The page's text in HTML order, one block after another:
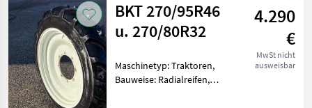
Tu
BKT 270/95R46
u. 270/80R32
4.290
€
MwSt nicht
ausweisbar
Maschinetyp: Traktoren,
Bauweise: Radialreifen,